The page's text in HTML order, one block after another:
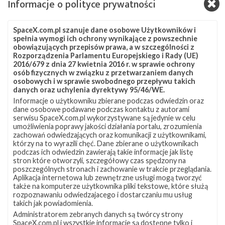
powrót towarowego statku Dragon na Ziemię z
przygotowania do lotu załogowej kapsuły Dragon z
astronautami na pokładzie, a w Teksasie budowane są kolejne
prototypy statku Starship. Starlink Nowy rok SpaceX
rozpocznie trzecią misją z satelitami mającymi stworzyć
konstelację Starlink , która ma docelowo zapewniać dostęp do
…
Najbliższe
plany
SpaceX
grudzień
2019
2
Informacje o polityce prywatności
SpaceX.com.pl szanuje dane osobowe Użytkowników i
spełnia wymogi ich ochrony wynikające z powszechnie
obowiązujących przepisów prawa, a w szczególności z
Rozporządzenia Parlamentu Europejskiego i Rady (UE)
2016/679 z dnia 27 kwietnia 2016 r. w sprawie ochrony
osób fizycznych w związku z przetwarzaniem danych
osobowych i w sprawie swobodnego przepływu takich
danych oraz uchylenia dyrektywy 95/46/WE.
Informacje o użytkowniku zbierane podczas odwiedzin oraz
dane osobowe podawane podczas kontaktu z autorami
serwisu SpaceX.com.pl wykorzystywane są jedynie w celu
umożliwienia poprawy jakości działania portalu, zrozumienia
zachowań odwiedzających oraz komunikacji z użytkownikami,
którzy na to wyrazili chęć. Dane zbierane o użytkownikach
podczas ich odwiedzin zawierają takie informacje jak listę
stron które otworzyli, szczegółowy czas spędzony na
poszczególnych stronach i zachowanie w trakcie przeglądania.
Aplikacja internetowa lub zewnętrzne usługi mogą tworzyć
także na komputerze użytkownika pliki tekstowe, które służą
rozpoznawaniu odwiedzajacego i dostarczaniu mu usług
takich jak powiadomienia.
Administratorem zebranych danych są twórcy strony
SpaceX.com.pl i wszystkie informacje są dostępne tylko i